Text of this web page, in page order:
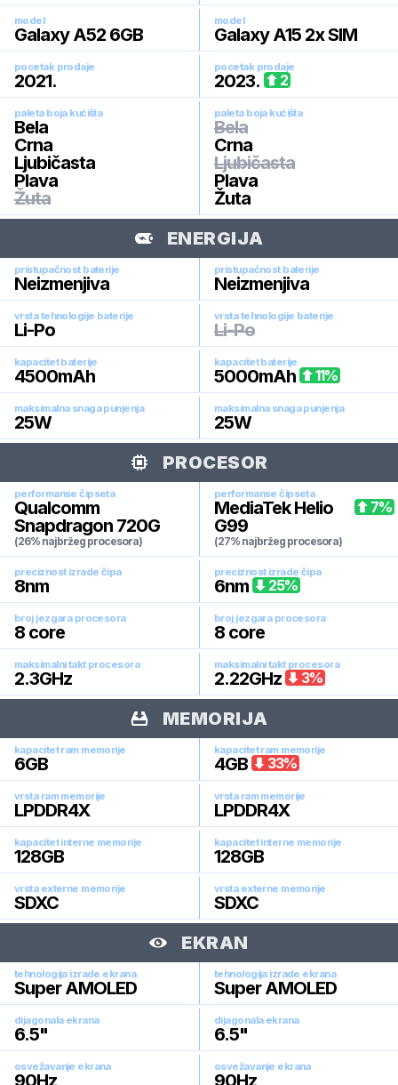
model
Galaxy A52 6GB
model
Galaxy A15 2x SIM
pocetak prodaje
2021.
pocetak prodaje
2023. 2
paleta boja kućišta
Bela
Crna
Ljubičasta
Plava
Žuta
paleta boja kućišta
Bela
Crna
Ljubičasta
Plava
Žuta
ENERGIJA
pristupačnost baterije
Neizmenjiva
pristupačnost baterije
Neizmenjiva
vrsta tehnologije baterije
Li-Po
vrsta tehnologije baterije
Li-Po
kapacitet baterije
4500mAh
kapacitet baterije
5000mAh 11%
maksimalna snaga punjenja
25W
maksimalna snaga punjenja
25W
PROCESOR
performanse čipseta
Qualcomm
Snapdragon 720G
(26% najbržeg procesora)
performanse čipseta
MediaTek Helio
G99
(27% najbržeg procesora)
7%
preciznost izrade čipa
8nm
preciznost izrade čipa
6nm 25%
broj jezgara procesora
8 core
broj jezgara procesora
8 core
maksimalni takt procesora
2.3GHz
maksimalni takt procesora
2.22GHz 3%
MEMORIJA
kapacitet ram memorije
6GB
kapacitet ram memorije
4GB 33%
vrsta ram memorije
LPDDR4X
vrsta ram memorije
LPDDR4X
kapacitet interne memorije
128GB
kapacitet interne memorije
128GB
vrsta externe memorije
SDXC
vrsta externe memorije
SDXC
EKRAN
tehnologija izrade ekrana
Super AMOLED
tehnologija izrade ekrana
Super AMOLED
dijagonala ekrana
6.5"
dijagonala ekrana
6.5"
osvežavanje ekrana
90Hz
osvežavanje ekrana
90Hz